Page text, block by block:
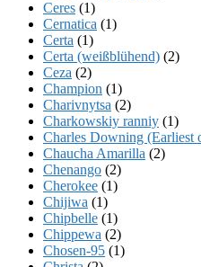
Ceres (1)
Cernatica (1)
Certa (1)
Certa (weißblühend) (2)
Ceza (2)
Champion (1)
Charivnytsa (2)
Charkowskiy ranniy (1)
Charles Downing (Earliest
Chaucha Amarilla (2)
Chenango (2)
Cherokee (1)
Chijiwa (1)
Chipbelle (1)
Chippewa (2)
Chosen-95 (1)